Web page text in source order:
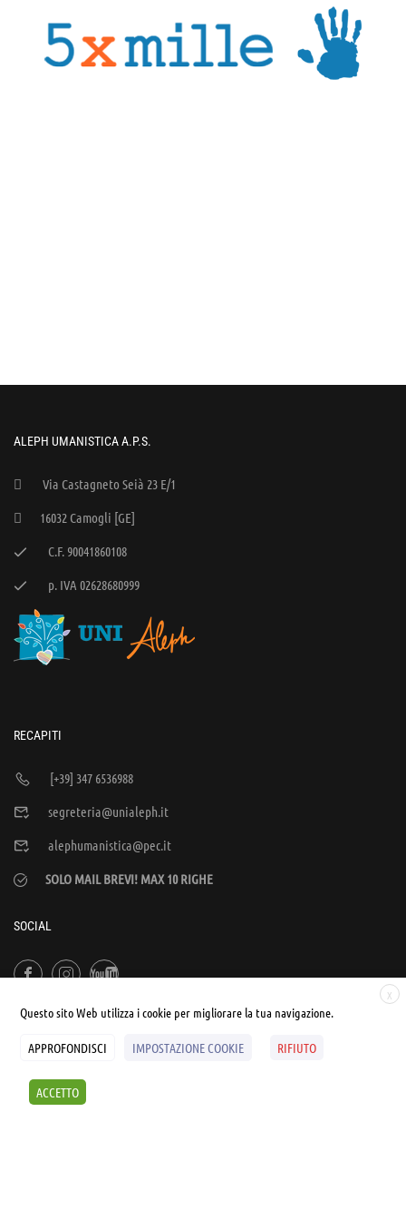
ALEPH UMANISTICA A.P.S.
Via Castagneto Seià 23 E/1
16032 Camogli [GE]
C.F. 90041860108
p. IVA 02628680999
RECAPITI
[+39] 347 6536988
segreteria@unialeph.it
alephumanistica@pec.it
SOLO MAIL BREVI! MAX 10 RIGHE
SOCIAL
Sintesi e liberatorie
X
Questo sito Web utilizza i cookie per migliorare la tua navigazione.
APPROFONDISCI IMPOSTAZIONE COOKIE RIFIUTO
ACCETTO